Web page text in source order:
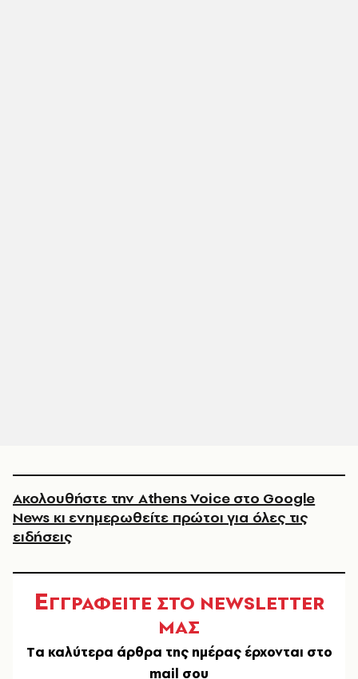
Ακολουθήστε την Athens Voice στο Google
News κι ενημερωθείτε πρώτοι για όλες τις
ειδήσεις
ΕΓΓΡΑΦΕΙΤΕ ΣΤΟ NEWSLETTER
ΜΑΣ
Tα καλύτερα άρθρα της ημέρας έρχονται στο
mail σου